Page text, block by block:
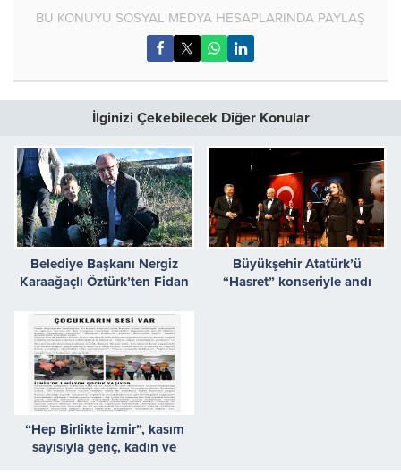
BU KONUYU SOSYAL MEDYA HESAPLARINDA PAYLAŞ
İlginizi Çekebilecek Diğer Konular
Belediye Başkanı Nergiz
Karaağaçlı Öztürk’ten Fidan
Büyükşehir Atatürk’ü
“Hasret” konseriyle andı
“Hep Birlikte İzmir”, kasım
sayısıyla genç, kadın ve